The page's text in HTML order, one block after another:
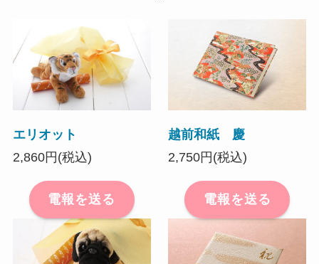
エリオット
2,860円(税込)
電報を送る
越前和紙 慶
2,750円(税込)
電報を送る